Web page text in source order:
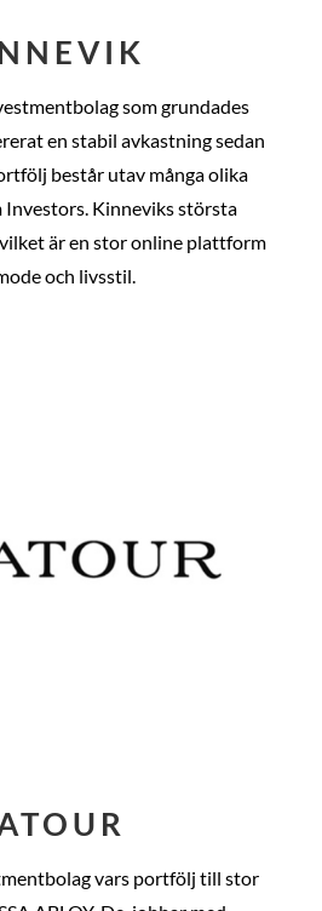
som grundades
en stabil avkastning sedan
består utav många olika
Investors. Kinneviks största
är en stor online plattform
och livsstil.
vars portfölj till stor